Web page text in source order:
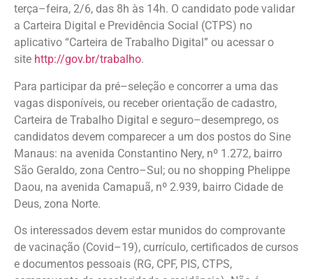
terça–feira, 2/6, das 8h às 14h. O candidato pode validar
a Carteira Digital e Previdência Social (CTPS) no
aplicativo “Carteira de Trabalho Digital” ou acessar o
site http://gov.br/trabalho.
Para participar da pré–seleção e concorrer a uma das
vagas disponíveis, ou receber orientação de cadastro,
Carteira de Trabalho Digital e seguro–desemprego, os
candidatos devem comparecer a um dos postos do Sine
Manaus: na avenida Constantino Nery, nº 1.272, bairro
São Geraldo, zona Centro–Sul; ou no shopping Phelippe
Daou, na avenida Camapuã, nº 2.939, bairro Cidade de
Deus, zona Norte.
Os interessados devem estar munidos do comprovante
de vacinação (Covid–19), currículo, certificados de cursos
e documentos pessoais (RG, CPF, PIS, CTPS,